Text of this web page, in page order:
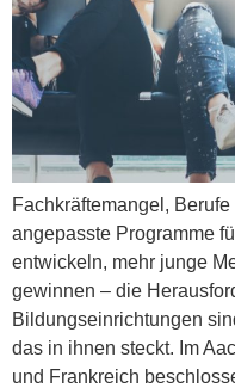
Fachkräftemangel,
angepasste Programme
entwickeln, mehr junge
gewinnen – die
Bildungseinrichtungen
das in ihnen steckt. Im
und Frankreich